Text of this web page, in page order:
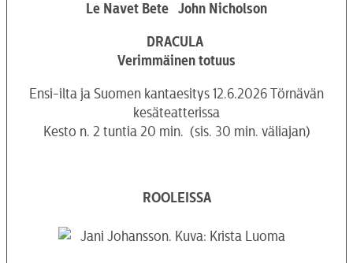
Le Navet Bete John Nicholson
DRACULA
Verimmäinen totuus
Ensi-ilta ja Suomen kantaesitys 12.6.2026 Törnävän
kesäteatterissa
Kesto n. 2 tuntia 20 min. (sis. 30 min. väliajan)
ROOLEISSA